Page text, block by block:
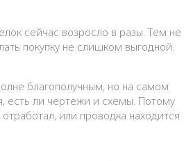
сейчас возросло в разы. Тем не
покупку не слишком выгодной.
благополучным, но на самом
есть ли чертежи и схемы. Потому
или проводка находится